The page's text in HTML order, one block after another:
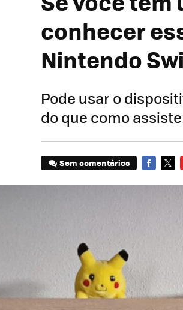
conhecer
Nintendo
Pode usar o
do que como
Sem comentários